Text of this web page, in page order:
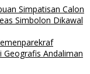
Simpatisan Calon
Simbolon Dikawal
Geografis Andaliman